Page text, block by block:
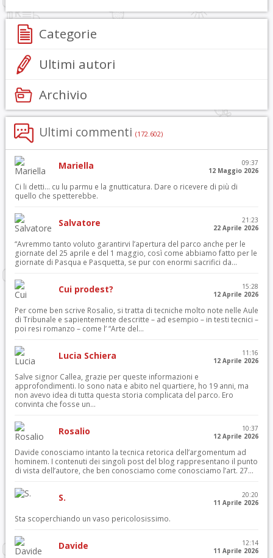
Categorie
Ultimi autori
Archivio
Ultimi commenti (172.602)
Mariella
09:37
12 Maggio 2026
Ci li detti… cu lu parmu e la gnutticatura. Dare o ricevere di più di
quello che spetterebbe.
Salvatore
21:23
22 Aprile 2026
“Avremmo tanto voluto garantirvi l’apertura del parco anche per le
giornate del 25 aprile e del 1 maggio, così come abbiamo fatto per le
giornate di Pasqua e Pasquetta, se pur con enormi sacrifici da...
Cui prodest?
15:28
12 Aprile 2026
Per come ben scrive Rosalio, si tratta di tecniche molto note nelle Aule
di Tribunale e sapientemente descritte – ad esempio – in testi tecnici –
poi resi romanzo – come l’ “Arte del...
Lucia Schiera
11:16
12 Aprile 2026
Salve signor Callea, grazie per queste informazioni e
approfondimenti. Io sono nata e abito nel quartiere, ho 19 anni, ma
non avevo idea di tutta questa storia complicata del parco. Ero
convinta che fosse un...
Rosalio
10:37
12 Aprile 2026
Davide conosciamo intanto la tecnica retorica dell’argomentum ad
hominem. I contenuti dei singoli post del blog rappresentano il punto
di vista dell’autore, che ben conosciamo come conosciamo l’art. 27...
S.
20:20
11 Aprile 2026
Sta scoperchiando un vaso pericolosissimo.
Davide
12:14
11 Aprile 2026